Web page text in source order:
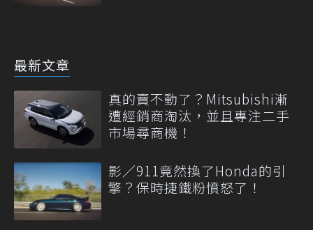
最新文章
真的賣不動了？Mitsubishi漸
遭經銷商淘汰，並且專注二手
市場尋商機！
影／911竟然換了Honda的引
擎？保時捷鐵粉憤怒了！